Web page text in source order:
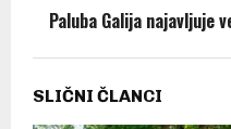
Paluba Galija najavljuje
SLIČNI ČLANCI